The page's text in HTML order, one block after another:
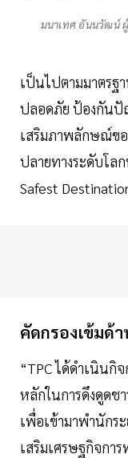
มนาเทศ อันนวัฒน์
เป็นไปตามมาตรฐ
ปลอดภัย ป้องกันปั
เสริมภาพลักษณ์ขอ
ปลายทางระดับโล
Safest
คัดกรองเข้มด้
“TPC ได้ดำเนินกิ
หลักในการดึงดูดช
เพื่อเข้ามาพำนักร
เสริมเศรษฐกิจกา